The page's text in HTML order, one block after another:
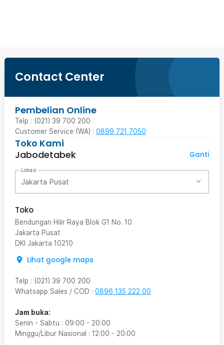
Contact Center
Pembelian Online
Telp : (021) 39 700 200
Customer Service (WA) : 0899 721 7050
Toko Kami
Jabodetabek
Ganti
Lokasi
Jakarta Pusat
Toko
Bendungan Hilir Raya Blok G1 No. 10
Jakarta Pusat
DKI Jakarta 10210
Lihat google maps
Telp : (021) 39 700 200
Whatsapp Sales / COD : 0896 135 222 00
Jam buka:
Senin - Sabtu : 09:00 - 20:00
Minggu/Libur Nasional : 12:00 - 20:00